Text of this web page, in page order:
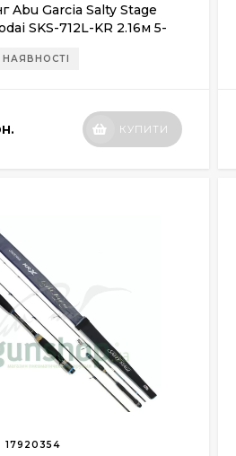
Abu Garcia Salty Stage
SKS-712L-KR 2.16м 5-
КУПИТИ
17920354